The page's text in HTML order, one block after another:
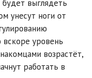
выглядеть
унесут ноги от
вскоре уровень
возрастёт,
работать в